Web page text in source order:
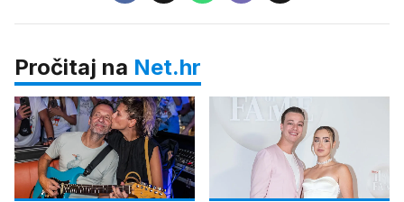
Pročitaj na Net.hr